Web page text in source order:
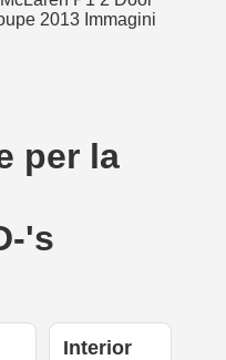
per la
's
Interior